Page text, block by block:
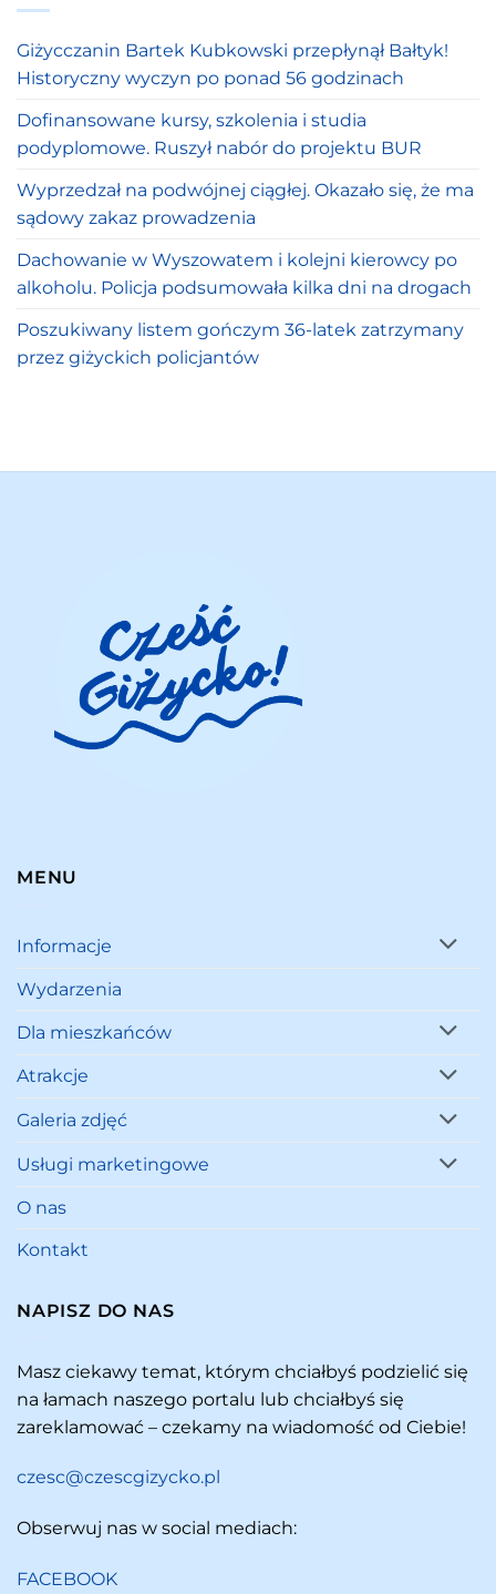
Giżycczanin Bartek Kubkowski przepłynął Bałtyk!
Historyczny wyczyn po ponad 56 godzinach
Dofinansowane kursy, szkolenia i studia
podyplomowe. Ruszył nabór do projektu BUR
Wyprzedzał na podwójnej ciągłej. Okazało się, że ma
sądowy zakaz prowadzenia
Dachowanie w Wyszowatem i kolejni kierowcy po
alkoholu. Policja podsumowała kilka dni na drogach
Poszukiwany listem gończym 36-latek zatrzymany
przez giżyckich policjantów
MENU
Informacje
Wydarzenia
Dla mieszkańców
Atrakcje
Galeria zdjęć
Usługi marketingowe
O nas
Kontakt
NAPISZ DO NAS
Masz ciekawy temat, którym chciałbyś podzielić się
na łamach naszego portalu lub chciałbyś się
zareklamować – czekamy na wiadomość od Ciebie!
czesc@czescgizycko.pl
Obserwuj nas w social mediach:
FACEBOOK